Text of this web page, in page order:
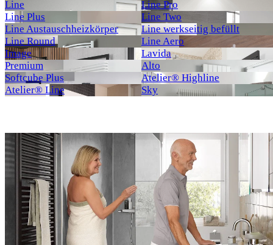
Line
Line Pro
Line Plus
Line Two
Line Austauschheizkörper
Line werkseitig befüllt
Line Round
Line Aero
Image
Lavida
Premium
Alto
Softcube Plus
Atelier® Highline
Atelier® Line
Sky